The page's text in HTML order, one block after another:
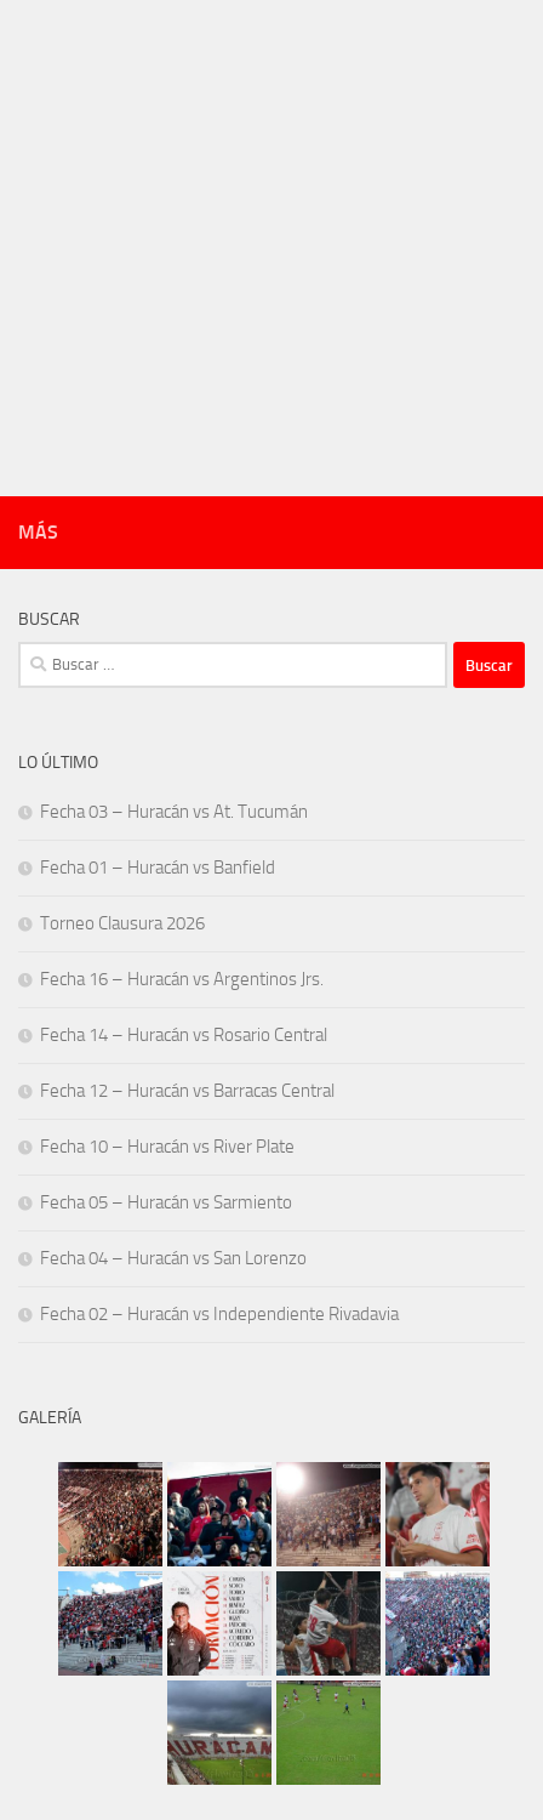
MÁS
BUSCAR
Buscar:
LO ÚLTIMO
Fecha 03 – Huracán vs At. Tucumán
Fecha 01 – Huracán vs Banfield
Torneo Clausura 2026
Fecha 16 – Huracán vs Argentinos Jrs.
Fecha 14 – Huracán vs Rosario Central
Fecha 12 – Huracán vs Barracas Central
Fecha 10 – Huracán vs River Plate
Fecha 05 – Huracán vs Sarmiento
Fecha 04 – Huracán vs San Lorenzo
Fecha 02 – Huracán vs Independiente Rivadavia
GALERÍA